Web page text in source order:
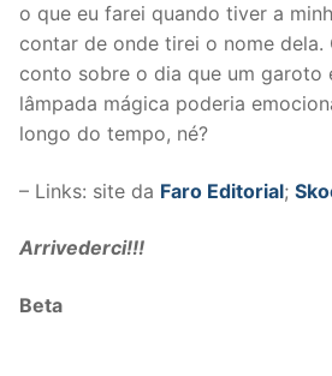
o que eu farei quando tiver a
contar de onde tirei o nome dela.
conto sobre o dia que um garoto
lâmpada mágica poderia
longo do tempo, né?
– Links: site da Faro Editorial;
Arrivederci!!!
Beta